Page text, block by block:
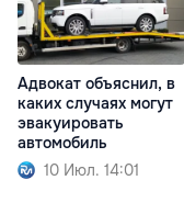
Адвокат объяснил, в
каких случаях могут
эвакуировать
автомобиль
10 Июл. 14:01